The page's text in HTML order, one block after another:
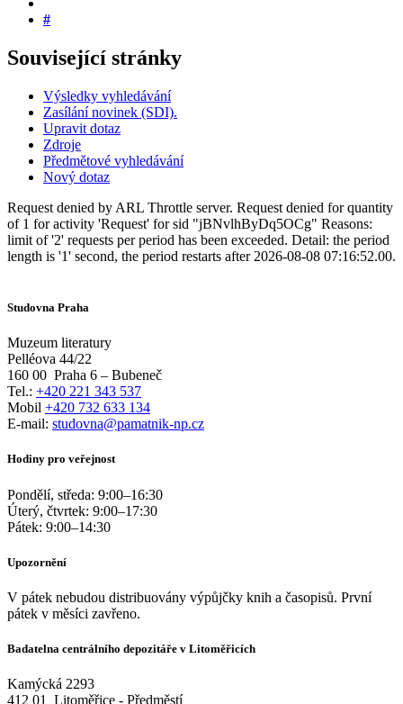
#
Související stránky
Výsledky vyhledávání
Zasílání novinek (SDI).
Upravit dotaz
Zdroje
Předmětové vyhledávání
Nový dotaz
Request denied by ARL Throttle server. Request denied for quantity
of 1 for activity 'Request' for sid "jBNvlhByDq5OCg" Reasons:
limit of '2' requests per period has been exceeded. Detail: the period
length is '1' second, the period restarts after 2026-08-08 07:16:52.00.
Studovna Praha
Muzeum literatury
Pelléova 44/22
160 00 Praha 6 – Bubeneč
Tel.: +420 221 343 537
Mobil +420 732 633 134
E-mail: studovna@pamatnik-np.cz
Hodiny pro veřejnost
Pondělí, středa: 9:00–16:30
Úterý, čtvrtek: 9:00–17:30
Pátek: 9:00–14:30
Upozornění
V pátek nebudou distribuovány výpůjčky knih a časopisů. První
pátek v měsíci zavřeno.
Badatelna centrálního depozitáře v Litoměřicích
Kamýcká 2293
412 01
Litoměřice - Předměstí